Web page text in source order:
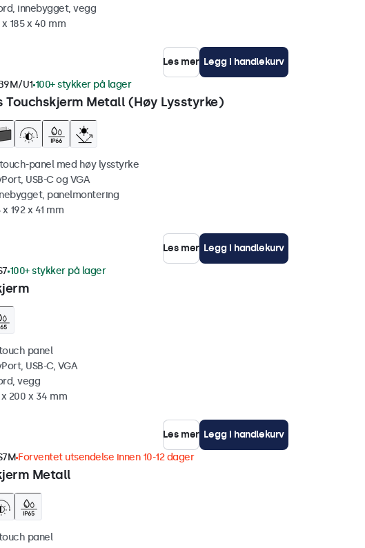
innebygget, vegg
185 x 40 mm
Les mer Legg i handlekurv
Touchskjerm Metall (Høy Lysstyrke)
U1 100+ stykker på lager
panel med høy lysstyrke
USB-C og VGA
panelmontering
192 x 41 mm
Les mer Legg i handlekurv
100+ stykker på lager
panel
USB-C, VGA
vegg
200 x 34 mm
Les mer Legg i handlekurv
Metall
Forventet utsendelse innen 10-12 dager
panel